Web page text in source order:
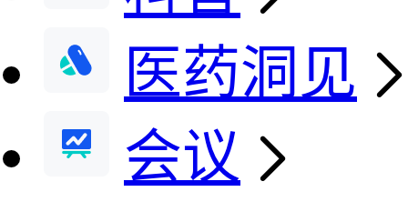
医药洞见
会议